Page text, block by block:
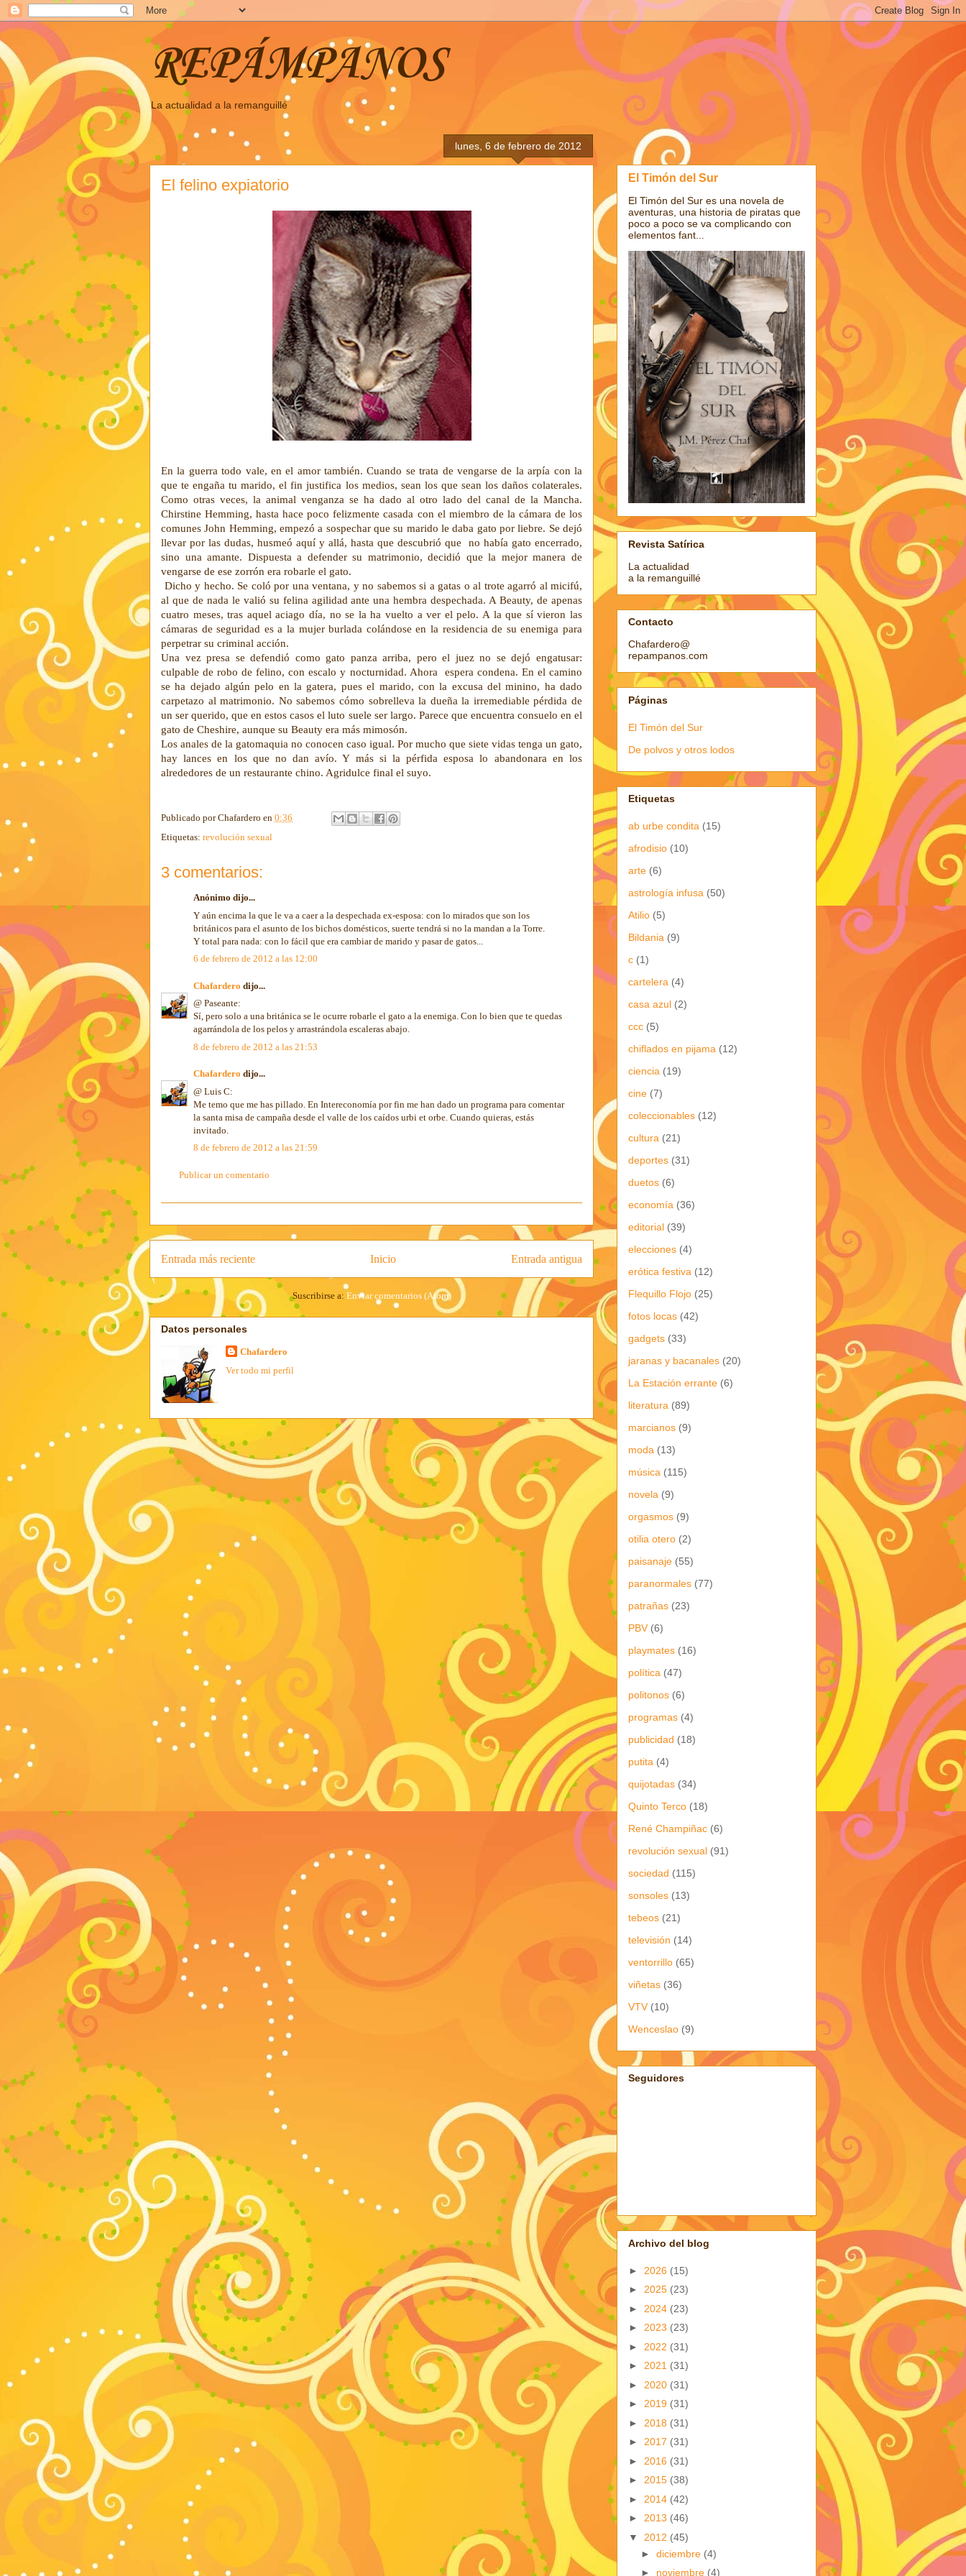
REPÁMPANOS
La actualidad a la remanguillé
lunes, 6 de febrero de 2012
El felino expiatorio
En la guerra todo vale, en el amor también. Cuando se trata de vengarse de la arpía con la
que te engaña tu marido, el fin justifica los medios, sean los que sean los daños colaterales.
Como otras veces, la animal venganza se ha dado al otro lado del canal de la Mancha.
Chirstine Hemming, hasta hace poco felizmente casada con el miembro de la cámara de los
comunes John Hemming, empezó a sospechar que su marido le daba gato por liebre. Se dejó
llevar por las dudas, husmeó aquí y allá, hasta que descubrió que no había gato encerrado,
sino una amante. Dispuesta a defender su matrimonio, decidió que la mejor manera de
vengarse de ese zorrón era robarle el gato.
Dicho y hecho. Se coló por una ventana, y no sabemos si a gatas o al trote agarró al micifú,
al que de nada le valió su felina agilidad ante una hembra despechada. A Beauty, de apenas
cuatro meses, tras aquel aciago día, no se la ha vuelto a ver el pelo. A la que sí vieron las
cámaras de seguridad es a la mujer burlada colándose en la residencia de su enemiga para
perpetrar su criminal acción.
Una vez presa se defendió como gato panza arriba, pero el juez no se dejó engatusar:
culpable de robo de felino, con escalo y nocturnidad. Ahora espera condena. En el camino
se ha dejado algún pelo en la gatera, pues el marido, con la excusa del minino, ha dado
carpetazo al matrimonio. No sabemos cómo sobrelleva la dueña la irremediable pérdida de
un ser querido, que en estos casos el luto suele ser largo. Parece que encuentra consuelo en el
gato de Cheshire, aunque su Beauty era más mimosón.
Los anales de la gatomaquia no conocen caso igual. Por mucho que siete vidas tenga un gato,
hay lances en los que no dan avío. Y más si la pérfida esposa lo abandonara en los
alrededores de un restaurante chino. Agridulce final el suyo.
Publicado porChafardero en 0:36
Etiquetas: revolución sexual
3 comentarios:
Anónimo dijo...
Y aún encima la que le va a caer a la despechada ex-esposa: con lo mirados que son los
británicos para el asunto de los bichos domésticos, suerte tendrá si no la mandan a la Torre.
Y total para nada: con lo fácil que era cambiar de marido y pasar de gatos...
6 de febrero de 2012 a las 12:00
Chafardero dijo...
@ Paseante:
Sí, pero solo a una británica se le ocurre robarle el gato a la enemiga. Con lo bien que te quedas
agarrándola de los pelos y arrastrándola escaleras abajo.
8 de febrero de 2012 a las 21:53
Chafardero dijo...
@ Luis C:
Me temo que me has pillado. En Intereconomía por fin me han dado un programa para comentar
la santa misa de campaña desde el valle de los caídos urbi et orbe. Cuando quieras, estás
invitado.
8 de febrero de 2012 a las 21:59
Publicar un comentario
Entrada más reciente Entrada antigua
Inicio
Suscribirse a: Enviar comentarios (Atom)
Datos personales
Chafardero
Ver todo mi perfil
El Timón del Sur
El Timón del Sur es una novela de
aventuras, una historia de piratas que
poco a poco se va complicando con
elementos fant...
Revista Satírica
La actualidad
a la remanguillé
Contacto
Chafardero@
repampanos.com
Páginas
El Timón del Sur
De polvos y otros lodos
Etiquetas
ab urbe condita (15)
afrodisio (10)
arte (6)
astrología infusa (50)
Atilio (5)
Bildania (9)
c (1)
cartelera (4)
casa azul (2)
ccc (5)
chiflados en pijama (12)
ciencia (19)
cine (7)
coleccionables (12)
cultura (21)
deportes (31)
duetos (6)
economía (36)
editorial (39)
elecciones (4)
erótica festiva (12)
Flequillo Flojo (25)
fotos locas (42)
gadgets (33)
jaranas y bacanales (20)
La Estación errante (6)
literatura (89)
marcianos (9)
moda (13)
música (115)
novela (9)
orgasmos (9)
otilia otero (2)
paisanaje (55)
paranormales (77)
patrañas (23)
PBV (6)
playmates (16)
política (47)
politonos (6)
programas (4)
publicidad (18)
putita (4)
quijotadas (34)
Quinto Terco (18)
René Champiñac (6)
revolución sexual (91)
sociedad (115)
sonsoles (13)
tebeos (21)
televisión (14)
ventorrillo (65)
viñetas (36)
VTV (10)
Wenceslao (9)
Seguidores
Archivo del blog
► 2026 (15)
► 2025 (23)
► 2024 (23)
► 2023 (23)
► 2022 (31)
► 2021 (31)
► 2020 (31)
► 2019 (31)
► 2018 (31)
► 2017 (31)
► 2016 (31)
► 2015 (38)
► 2014 (42)
► 2013 (46)
▼ 2012 (45)
► diciembre (4)
► noviembre (4)